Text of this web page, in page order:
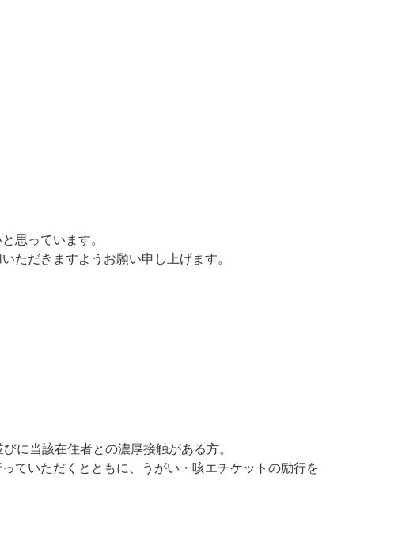
思っています。
ただきますようお願い申し上げます。
に当該在住者との濃厚接触がある方。
ていただくとともに、うがい・咳エチケットの励行を